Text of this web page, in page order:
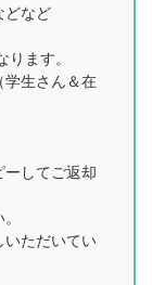
など
ます。
学生さん＆在
してご返却
いただいてい